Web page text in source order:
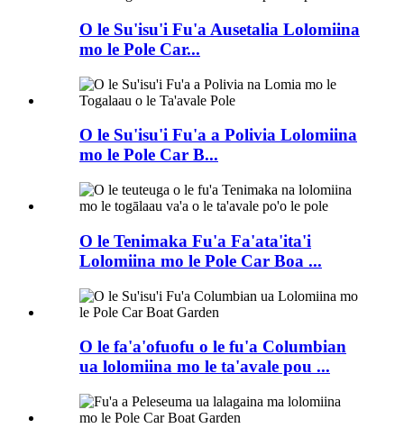
O le Su'isu'i Fu'a Ausetalia Lolomiina
mo le Pole Car...
O le Su'isu'i Fu'a a Polivia Lolomiina
mo le Pole Car B...
O le Tenimaka Fu'a Fa'ata'ita'i
Lolomiina mo le Pole Car Boa ...
O le fa'a'ofuofu o le fu'a Columbian
ua lolomiina mo le ta'avale pou ...